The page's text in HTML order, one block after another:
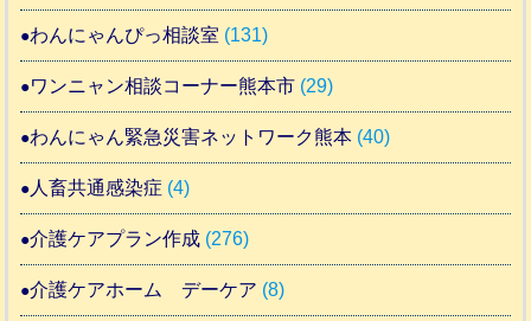
わんにゃんぴっ相談室 (131)
ワンニャン相談コーナー熊本市 (29)
わんにゃん緊急災害ネットワーク熊本 (40)
人畜共通感染症 (4)
介護ケアプラン作成 (276)
介護ケアホーム デーケア (8)